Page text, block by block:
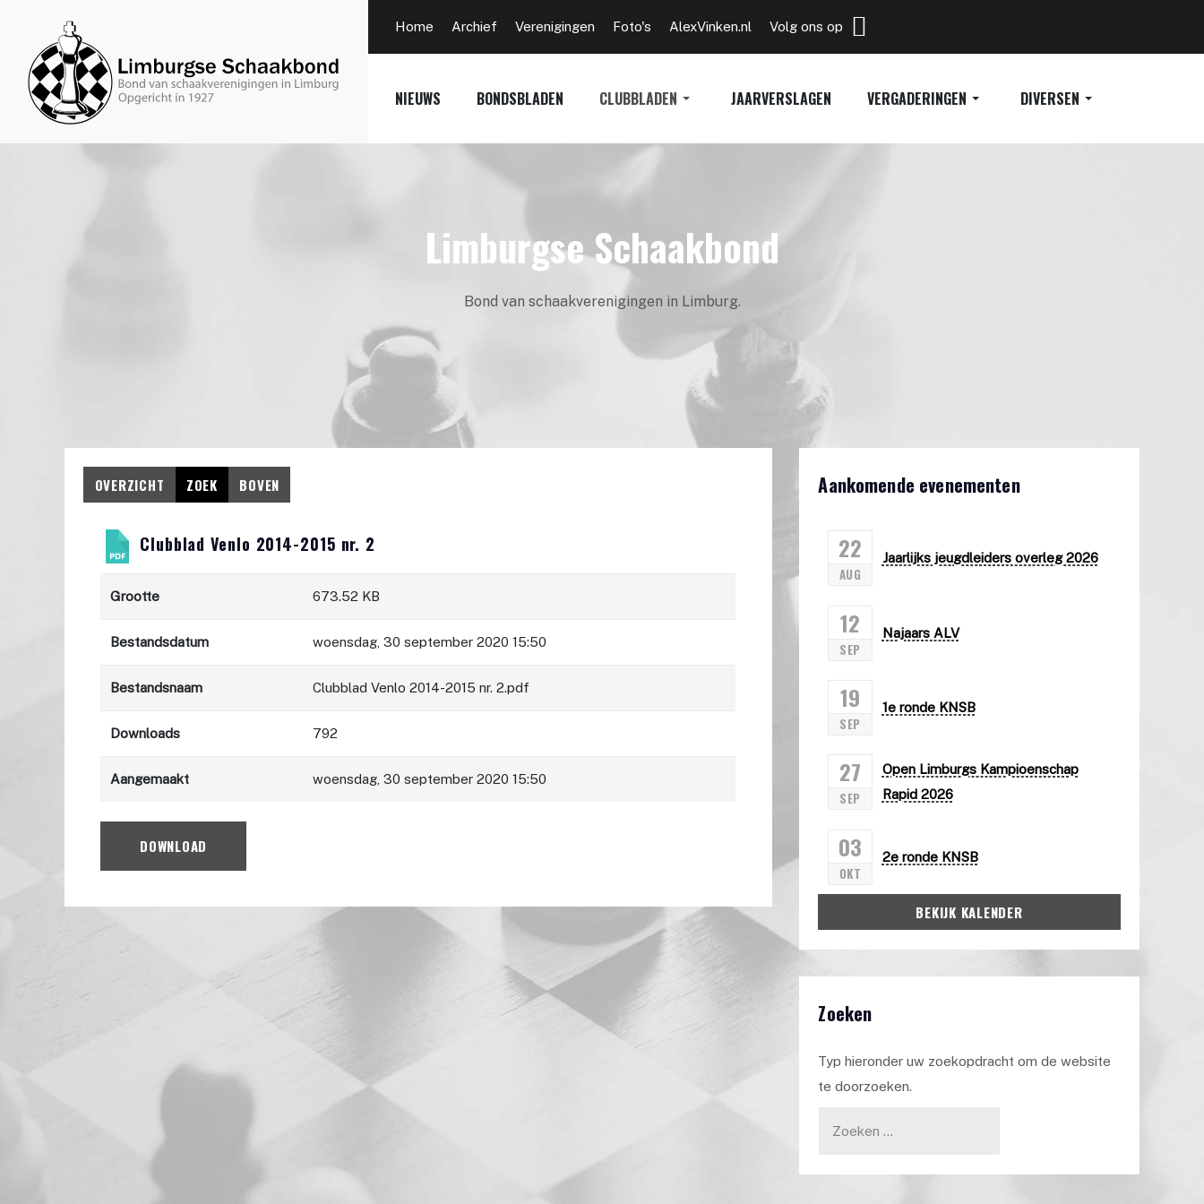
Home Archief Verenigingen Foto's AlexVinken.nl Volg ons op
NIEUWS BONDSBLADEN CLUBBLADEN JAARVERSLAGEN VERGADERINGEN DIVERSEN
Limburgse Schaakbond
Bond van schaakverenigingen in Limburg.
OVERZICHT ZOEK BOVEN
Clubblad Venlo 2014-2015 nr. 2
Grootte 673.52 KB
Bestandsdatum woensdag, 30 september 2020 15:50
Bestandsnaam Clubblad Venlo 2014-2015 nr. 2.pdf
Downloads 792
Aangemaakt woensdag, 30 september 2020 15:50
DOWNLOAD
Aankomende evenementen
22
AUG
Jaarlijks jeugdleiders overleg 2026
12
SEP
Najaars ALV
19
SEP
1e ronde KNSB
27
SEP
Open Limburgs Kampioenschap
Rapid 2026
03
OKT
2e ronde KNSB
BEKIJK KALENDER
Zoeken
Typ hieronder uw zoekopdracht om de website
te doorzoeken.